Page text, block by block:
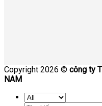
Copyright 2026 © công ty
NAM